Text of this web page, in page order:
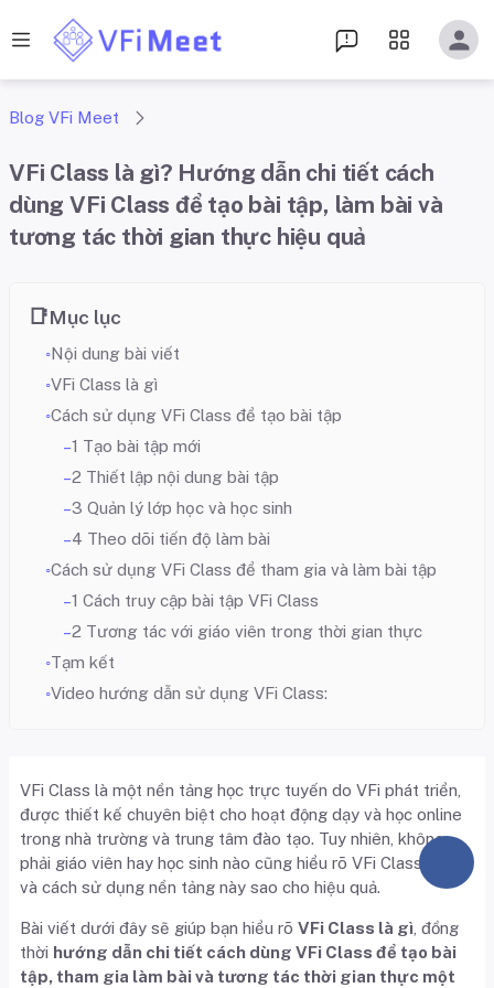
Blog VFi Meet
VFi Class là gì? Hướng dẫn chi tiết cách
dùng VFi Class để tạo bài tập, làm bài và
tương tác thời gian thực hiệu quả
Mục lục
Nội dung bài viết
VFi Class là gì
Cách sử dụng VFi Class để tạo bài tập
1 Tạo bài tập mới
2 Thiết lập nội dung bài tập
3 Quản lý lớp học và học sinh
4 Theo dõi tiến độ làm bài
Cách sử dụng VFi Class để tham gia và làm bài tập
1 Cách truy cập bài tập VFi Class
2 Tương tác với giáo viên trong thời gian thực
Tạm kết
Video hướng dẫn sử dụng VFi Class:
VFi Class là một nền tảng học trực tuyến do VFi phát triển,
được thiết kế chuyên biệt cho hoạt động dạy và học online
trong nhà trường và trung tâm đào tạo. Tuy nhiên, không
phải giáo viên hay học sinh nào cũng hiểu rõ VFi Class là gì
và cách sử dụng nền tảng này sao cho hiệu quả.
Bài viết dưới đây sẽ giúp bạn hiểu rõ VFi Class là gì , đồng
thời hướng dẫn chi tiết cách dùng VFi Class để tạo bài
tập, tham gia làm bài và tương tác thời gian thực một